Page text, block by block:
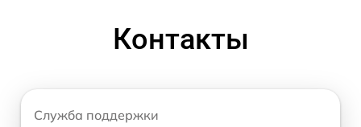
Контакты
Служба поддержки